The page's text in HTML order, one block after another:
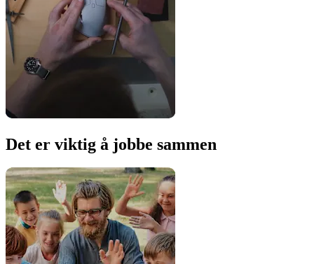
Det er viktig å jobbe sammen